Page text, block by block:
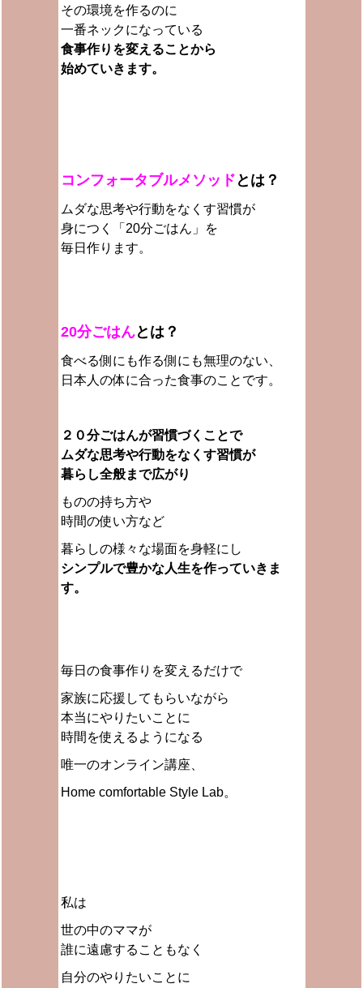
その環境を作るのに
一番ネックになっている
食事作りを変えることから
始めていきます。
コンフォータブルメソッド とは？
ムダな思考や行動をなくす習慣が
身につく
「20分ごはん」を
毎日作ります。
20分ごはんとは？
食べる側にも作る側にも無理のない、
日本人の体に合った食事のことです。
２０分ごはんが習慣づくことで
ムダな思考や行動をなくす習慣が
暮らし全般まで広がり
ものの持ち方や
時間の使い方など
暮らしの様々な場面を身軽にし
シンプルで豊かな人生を作っていきま
す。
毎日の食事作りを変えるだけで
家族に応援してもらいながら
本当にやりたいことに
時間を使えるようになる
唯一のオンライン講座、
Home comfortable Style Lab。
私は
世の中のママが
誰に遠慮することもなく
自分のやりたいことに